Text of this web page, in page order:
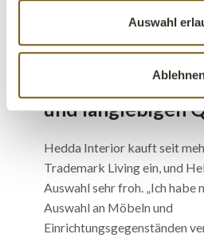
Auswahl
zufriedenen Kunden zu
Möbel von einer
und langlebigen
Hedda Interior kauft seit
Trademark Living ein, und
Auswahl sehr froh. „Ich habe
Auswahl an Möbeln und
Einrichtungsgegenständen